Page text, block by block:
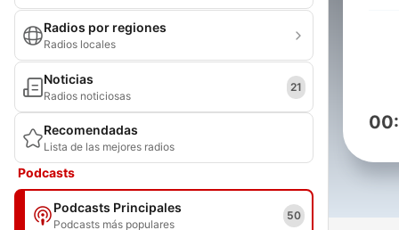
Radios por regiones
Radios locales
Noticias
Radios noticiosas
21
Recomendadas
Lista de las mejores radios
Podcasts
Podcasts Principales
Podcasts más populares
50